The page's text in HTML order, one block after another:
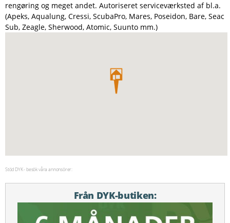
rengøring og meget andet. Autoriseret serviceværksted af bl.a.
(Apeks, Aqualung, Cressi, ScubaPro, Mares, Poseidon, Bare, Seac
Sub, Zeagle, Sherwood, Atomic, Suunto mm.)
Stöd DYK - besök våra annonsörer:
Från DYK-butiken: